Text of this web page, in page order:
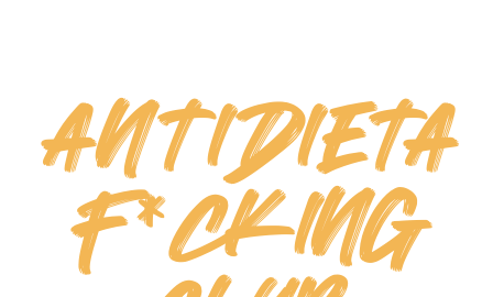
ANTIDIETA
F*CKING